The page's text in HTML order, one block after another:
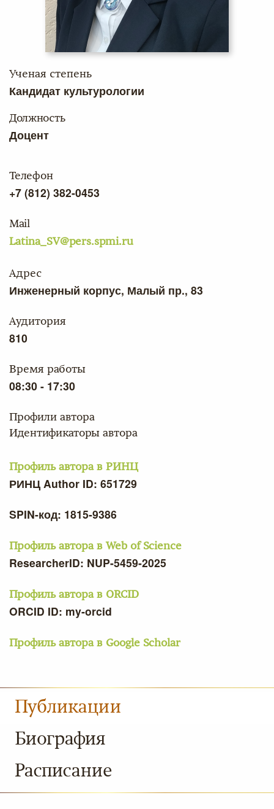
Ученая степень
Кандидат культурологии
Должность
Доцент
Телефон
+7 (812) 382-0453
Mail
Latina_SV@pers.spmi.ru
Адрес
Инженерный корпус, Малый пр., 83
Аудитория
810
Время работы
08:30 - 17:30
Профили автора
Идентификаторы автора
Профиль автора в РИНЦ
РИНЦ Author ID: 651729
SPIN-код: 1815-9386
Профиль автора в Web of Science
ResearcherID: NUP-5459-2025
Профиль автора в ORCID
ORCID ID: my-orcid
Профиль автора в Google Scholar
Публикации
Биография
Расписание